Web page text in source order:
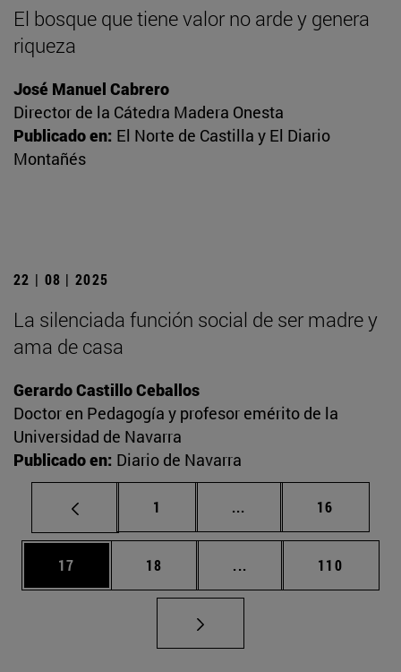
El bosque que tiene valor no arde y genera
riqueza
José Manuel Cabrero
Director de la Cátedra Madera Onesta
Publicado en: El Norte de Castilla y El Diario
Montañés
22 | 08 | 2025
La silenciada función social de ser madre y
ama de casa
Gerardo Castillo Ceballos
Doctor en Pedagogía y profesor emérito de la
Universidad de Navarra
Publicado en: Diario de Navarra
Página
1 ... Páginas intermedias
Página
16
Página
17 Página
18 ... Páginas intermedias
Página
110